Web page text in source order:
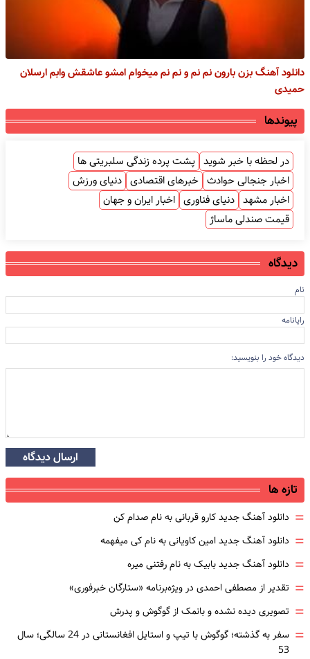
دانلود آهنگ بزن بارون نم نم و نم نم میخوام امشو عاشقش وابم ارسلان
حمیدی
پیوندها
در لحظه با خبر شوید پشت پرده زندگی سلبریتی ها
اخبار جنجالی حوادث خبرهای اقتصادی دنیای ورزش
اخبار مشهد دنیای فناوری اخبار ایران و جهان
قیمت صندلی ماساژ
دیدگاه
نام
رایانامه
دیدگاه خود را بنویسید:
ارسال دیدگاه
تازه ها
= دانلود آهنگ جدید کارو قربانی به نام صدام کن
= دانلود آهنگ جدید امین کاویانی به نام کی میفهمه
= دانلود آهنگ جدید بابیک به نام رفتنی میره
= تقدیر از مصطفی احمدی در ویژه‌برنامه «ستارگان خبرفوری»
= تصویری دیده نشده و بانمک از گوگوش و پدرش
=
سفر به گذشته؛ گوگوش با تیپ و استایل افغانستانی در 24 سالگی؛ سال
53